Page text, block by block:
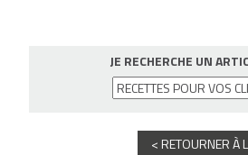
JE RECHERCHE UN
< RETOURNER À